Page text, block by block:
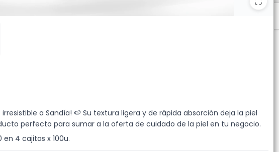
a Sandía! 🍉 Su textura ligera y de rápida absorción deja la piel
perfecto para sumar a la oferta de cuidado de la piel en tu negocio.
4 cajitas x 100u.